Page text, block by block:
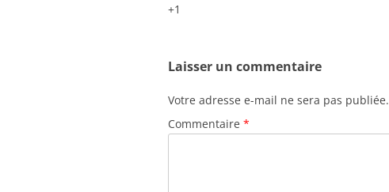
+1
Laisser un commentaire
Votre adresse e-mail ne sera pas publiée.
Commentaire *